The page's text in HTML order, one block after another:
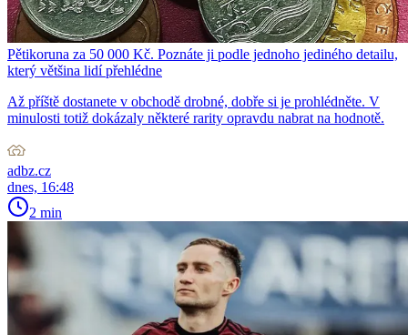
Pětikoruna za 50 000 Kč. Poznáte ji podle jednoho jediného detailu,
který většina lidí přehlédne
Až příště dostanete v obchodě drobné, dobře si je prohlédněte. V
minulosti totiž dokázaly některé rarity opravdu nabrat na hodnotě.
adbz.cz
dnes, 16:48
2 min